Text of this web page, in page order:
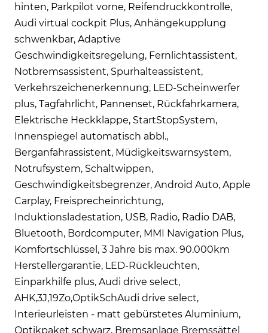
hinten, Parkpilot vorne, Reifendruckkontrolle,
Audi virtual cockpit Plus, Anhängekupplung
schwenkbar, Adaptive
Geschwindigkeitsregelung, Fernlichtassistent,
Notbremsassistent, Spurhalteassistent,
Verkehrszeichenerkennung, LED-Scheinwerfer
plus, Tagfahrlicht, Pannenset, Rückfahrkamera,
Elektrische Heckklappe, StartStopSystem,
Innenspiegel automatisch abbl.,
Berganfahrassistent, Müdigkeitswarnsystem,
Notrufsystem, Schaltwippen,
Geschwindigkeitsbegrenzer, Android Auto, Apple
Carplay, Freisprecheinrichtung,
Induktionsladestation, USB, Radio, Radio DAB,
Bluetooth, Bordcomputer, MMI Navigation Plus,
Komfortschlüssel, 3 Jahre bis max. 90.000km
Herstellergarantie, LED-Rückleuchten,
Einparkhilfe plus, Audi drive select,
AHK,3J,19Zo,OptikSchAudi drive select,
Interieurleisten - matt gebürstetes Aluminium,
Optikpaket schwarz, Bremsanlage Bremssättel